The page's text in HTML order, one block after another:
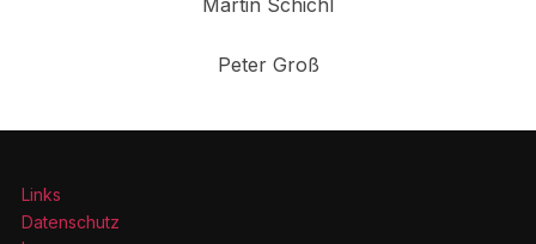
Peter Groß
Links
Datenschutz